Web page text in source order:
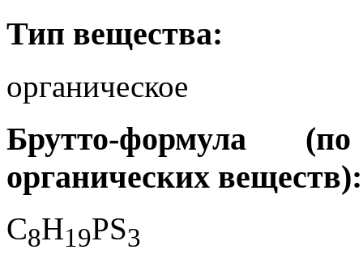
Тип вещества:
органическое
Брутто-формула
органических веществ):
C8H19PS3